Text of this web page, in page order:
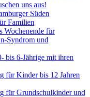
uns aus!
Süden
Familien
Wochenende für
Syndrom und
bis 6-Jährige mit ihren
für Kinder bis 12 Jahren
für Grundschulkinder und